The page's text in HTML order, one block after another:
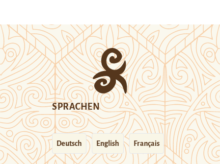
SPRACHEN
Deutsch English Français